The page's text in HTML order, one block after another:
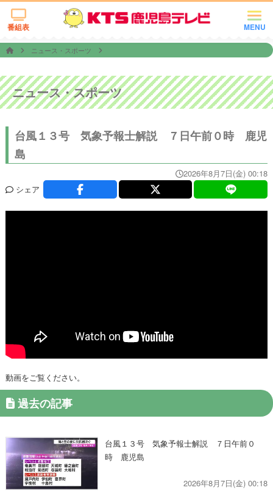
MENU
番組表
ニュース・スポーツ
ニュース・スポーツ
台風１３号 気象予報士解説 ７日午前０時 鹿児
島
2026年8月7日(金) 00:18
シェア
動画をご覧ください。
過去の記事
台風１３号 気象予報士解説 ７日午前０
時 鹿児島
2026年8月7日(金) 00:18